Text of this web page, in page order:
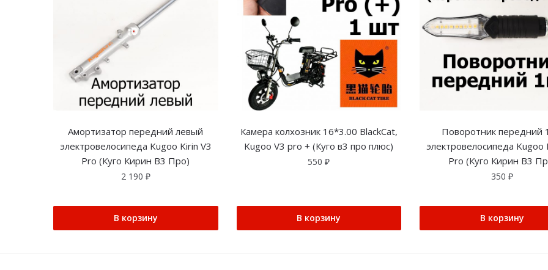
Амортизатор передний левый
электровелосипеда Kugoo Kirin V3
Pro (Куго Кирин В3 Про)
2 190 ₽
В корзину
Камера колхозник 16*3.00 BlackCat,
Kugoo V3 pro + (Куго в3 про плюс)
550₽
В корзину
Поворотник передний
электровелосипеда Kugoo
Pro (Куго Кирин В3
350₽
В корзину